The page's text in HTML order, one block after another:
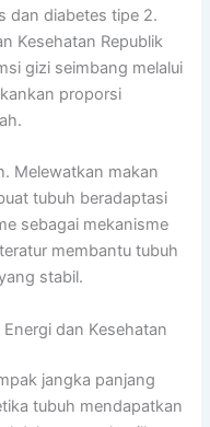
dan diabetes tipe 2.
Kesehatan Republik
gizi seimbang melalui
proporsi
Melewatkan makan
tubuh beradaptasi
sebagai mekanisme
membantu tubuh
stabil.
dan Kesehatan
jangka panjang
tubuh mendapatkan